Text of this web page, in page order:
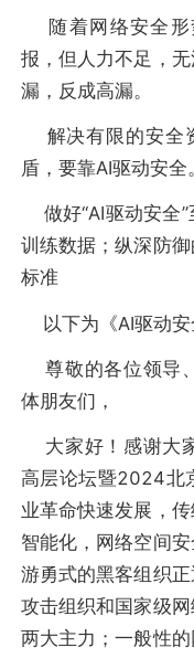
随着网络安全形
报，但人力不足，
漏，反成高漏。
解决有限的安全
盾，要靠AI驱动安全。
做好“AI驱动安全”
训练数据；纵深防
标准
以下为《AI驱动安
尊敬的各位领导
体朋友们，
大家好！感谢大
高层论坛暨2024北
业革命快速发展，
智能化，网络空间
游勇式的黑客组织
攻击组织和国家级
两大主力；一般性